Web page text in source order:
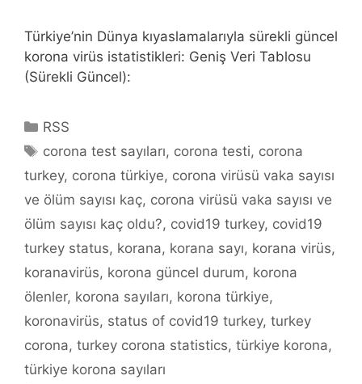
Türkiye’nin Dünya kıyaslamalarıyla sürekli güncel
korona virüs istatistikleri: Geniş Veri Tablosu
(Sürekli Güncel):
Kategoriler
RSS
Etiketler
corona test sayıları, corona testi, corona
turkey, corona türkiye, corona virüsü vaka sayısı
ve ölüm sayısı kaç, corona virüsü vaka sayısı ve
ölüm sayısı kaç oldu?, covid19 turkey, covid19
turkey status, korana, korana sayı, korana virüs,
koranavirüs, korona güncel durum, korona
ölenler, korona sayıları, korona türkiye,
koronavirüs, status of covid19 turkey, turkey
corona, turkey corona statistics, türkiye korona,
türkiye korona sayıları